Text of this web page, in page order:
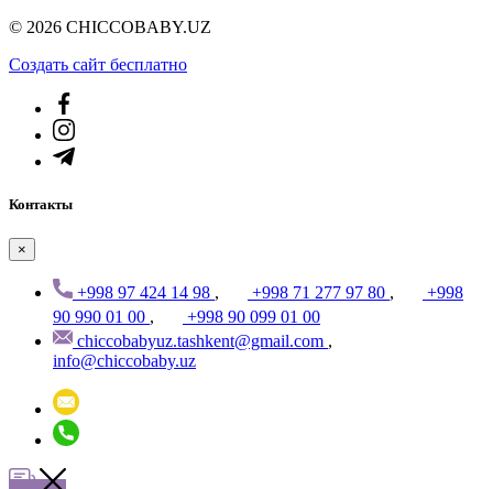
© 2026 CHICCOBABY.UZ
Создать cайт бесплатно
Контакты
×
+998 97 424 14 98 , +998 71 277 97 80 ,
+998
90 990 01 00 ,
+998 90 099 01 00
chiccobabyuz.tashkent@gmail.com ,
info@chiccobaby.uz